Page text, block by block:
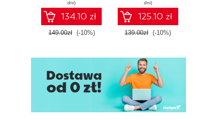
Fourth Edition
dni)
134.10 zł
149.00zł (-10%)
Microsoft Fabric -
Fourth Edition
dni)
125.10 zł
139.00zł (-10%)